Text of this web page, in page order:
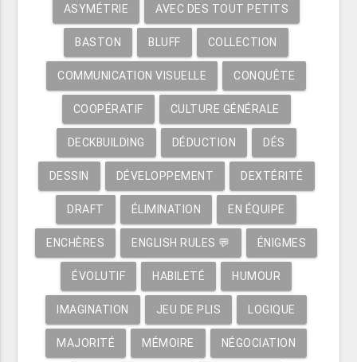
ASYMÉTRIE AVEC DES TOUT PETITS
BASTON BLUFF COLLECTION
COMMUNICATION VISUELLE CONQUÊTE
COOPÉRATIF CULTURE GÉNÉRALE
DECKBUILDING DÉDUCTION DÉS
DESSIN DÉVELOPPEMENT DEXTÉRITÉ
DRAFT ÉLIMINATION EN ÉQUIPE
ENCHÈRES ENGLISH RULES 💬 ÉNIGMES
ÉVOLUTIF HABILETÉ HUMOUR
IMAGINATION JEU DE PLIS LOGIQUE
MAJORITÉ MÉMOIRE NÉGOCIATION